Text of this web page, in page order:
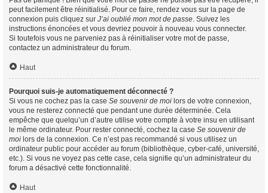
peut facilement être réinitialisé. Pour ce faire, rendez vous sur la page de
connexion puis cliquez sur J’ai oublié mon mot de passe. Suivez les
instructions énoncées et vous devriez pouvoir à nouveau vous connecter.
Si toutefois vous ne parveniez pas à réinitialiser votre mot de passe,
contactez un administrateur du forum.
Haut
Pourquoi suis-je automatiquement déconnecté ?
Si vous ne cochez pas la case Se souvenir de moi lors de votre connexion,
vous ne resterez connecté que pendant une durée déterminée. Cela
empêche que quelqu’un d’autre utilise votre compte à votre insu en utilisant
le même ordinateur. Pour rester connecté, cochez la case Se souvenir de
moi lors de la connexion. Ce n’est pas recommandé si vous utilisez un
ordinateur public pour accéder au forum (bibliothèque, cyber-café, université,
etc.). Si vous ne voyez pas cette case, cela signifie qu’un administrateur du
forum a désactivé cette fonctionnalité.
Haut